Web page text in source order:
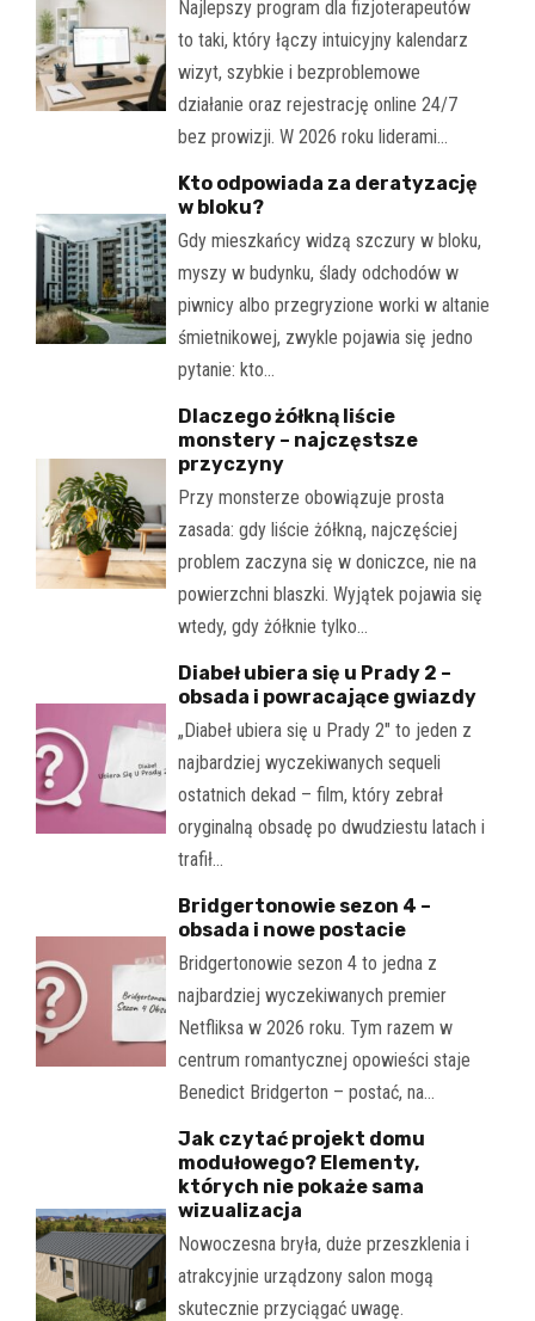
Najlepszy program dla fizjoterapeutów
to taki, który łączy intuicyjny kalendarz
wizyt, szybkie i bezproblemowe
działanie oraz rejestrację online 24/7
bez prowizji. W 2026 roku liderami…
Kto odpowiada za deratyzację
w bloku?
Gdy mieszkańcy widzą szczury w bloku,
myszy w budynku, ślady odchodów w
piwnicy albo przegryzione worki w altanie
śmietnikowej, zwykle pojawia się jedno
pytanie: kto…
Dlaczego żółkną liście
monstery – najczęstsze
przyczyny
Przy monsterze obowiązuje prosta
zasada: gdy liście żółkną, najczęściej
problem zaczyna się w doniczce, nie na
powierzchni blaszki. Wyjątek pojawia się
wtedy, gdy żółknie tylko…
Diabeł ubiera się u Prady 2 –
obsada i powracające gwiazdy
„Diabeł ubiera się u Prady 2" to jeden z
najbardziej wyczekiwanych sequeli
ostatnich dekad – film, który zebrał
oryginalną obsadę po dwudziestu latach i
trafił…
Bridgertonowie sezon 4 –
obsada i nowe postacie
Bridgertonowie sezon 4 to jedna z
najbardziej wyczekiwanych premier
Netfliksa w 2026 roku. Tym razem w
centrum romantycznej opowieści staje
Benedict Bridgerton – postać, na…
Jak czytać projekt domu
modułowego? Elementy,
których nie pokaże sama
wizualizacja
Nowoczesna bryła, duże przeszklenia i
atrakcyjnie urządzony salon mogą
skutecznie przyciągać uwagę.